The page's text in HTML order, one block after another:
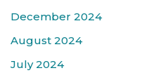
December 2024
August 2024
July 2024